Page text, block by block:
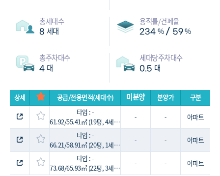
총세대수
8 세대
용적률/건폐율
234 % / 59%
총주차대수
4 대
세대당주차대수
0.5 대
상세 공급/전용면적(세대수) 미분양 분양가
구분
타입 : -
61.92/55.41㎡ (19평, 4세대)
- -
아파트
타입 : -
66.21/58.91㎡ (20평, 1세대)
- -
아파트
타입 : -
73.68/65.93㎡ (22평, 3세대)
- - 아파트